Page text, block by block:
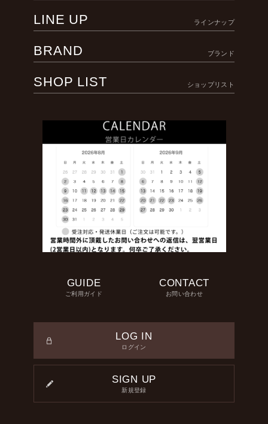
LINE UP ラインナップ
BRAND ブランド
SHOP LIST ショップリスト
GUIDE
ご利用ガイド
CONTACT
お問い合わせ
LOG IN
ログイン
SIGN UP
新規登録